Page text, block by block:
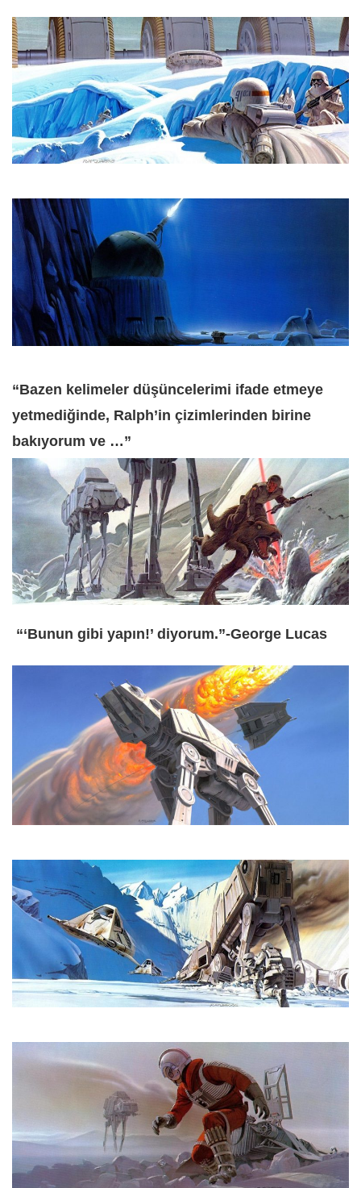
“Bazen kelimeler düşüncelerimi ifade etmeye
yetmediğinde, Ralph’in çizimlerinden birine
bakıyorum ve …”
“‘Bunun gibi yapın!’ diyorum.”-George Lucas